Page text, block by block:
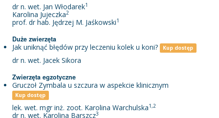
dr n. wet. Jan Włodarek1
Karolina Jujeczka2
prof. dr hab. Jędrzej M. Jaśkowski1
Duże zwierzęta
Jak uniknąć błędów przy leczeniu kolek u koni? Kup dostęp
dr n. wet. Jacek Sikora
Zwierzęta egzotyczne
Gruczoł Zymbala u szczura w aspekcie klinicznym
Kup dostęp
lek. wet. mgr inż. zoot. Karolina Warchulska1,2
dr n. wet. Karolina Barszcz3